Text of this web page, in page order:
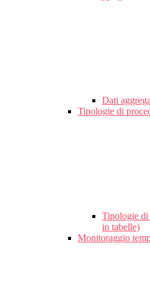
Dati
Tipologie di
Tipologie di
in tabelle)
Monitoraggio